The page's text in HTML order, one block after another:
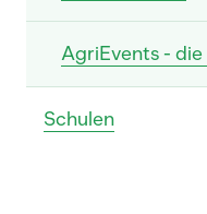
AgriEvents -
Schulen